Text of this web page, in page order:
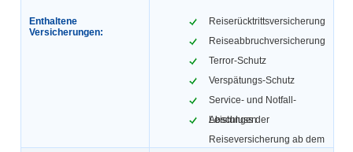
Enthaltene
Versicherungen:
Reiserücktrittsversicherung
Reiseabbruchversicherung
Terror-Schutz
Verspätungs-Schutz
Service- und Notfall-
Leistungen
Abschluss der
Reiseversicherung ab dem